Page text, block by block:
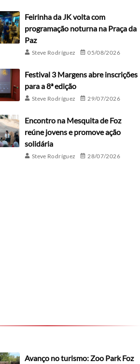
Feirinha da JK volta com
programação noturna na Praça da
Paz
Steve Rodríguez 05/08/2026
Festival 3 Margens abre inscrições
para a 8ª edição
Steve Rodríguez 29/07/2026
Encontro na Mesquita de Foz
reúne jovens e promove ação
solidária
Steve Rodríguez 28/07/2026
Avanço no turismo: Zoo Park Foz